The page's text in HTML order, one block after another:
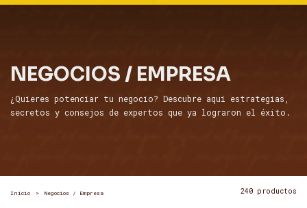
NEGOCIOS / EMPRESA
¿Quieres potenciar tu negocio? Descubre aquí estrategias,
secretos y consejos de expertos que ya lograron el éxito.
Inicio > Negocios / Empresa 240 productos